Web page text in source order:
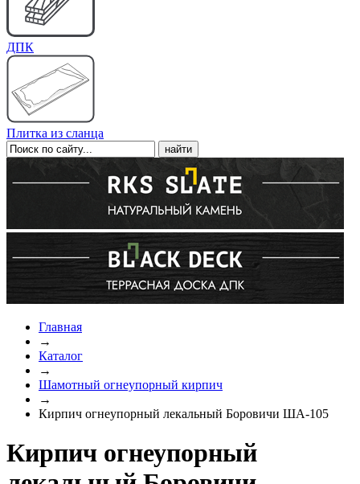
ДПК
Плитка из сланца
Главная
→
Каталог
→
Шамотный огнеупорный кирпич
→
Кирпич огнеупорный лекальный Боровичи ША-105
Кирпич огнеупорный